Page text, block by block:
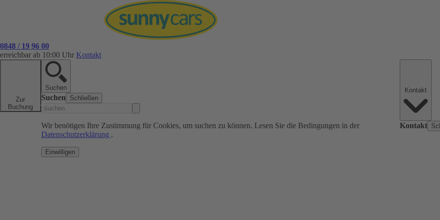
0848 / 19 96 00
erreichbar ab 10:00 Uhr Kontakt
Zur
Buchung
Suchen
Suchen Schließen
Wir benötigen Ihre Zustimmung für Cookies, um suchen zu können. Lesen Sie die Bedingungen in der
Datenschutzerklärung .
Einwilligen
Kontakt